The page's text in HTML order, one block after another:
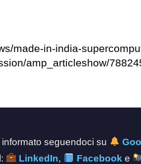
made-in-india-
amp_articleshow/
seguendoci su
LinkedIn, Facebook e